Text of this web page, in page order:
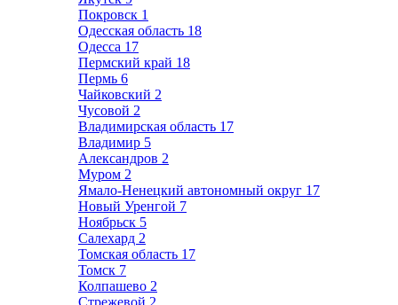
Покровск 1
Одесская область 18
Одесса 17
Пермский край 18
Пермь 6
Чайковский 2
Чусовой 2
Владимирская область 17
Владимир 5
Александров 2
Муром 2
Ямало-Ненецкий автономный округ 17
Новый Уренгой 7
Ноябрьск 5
Салехард 2
Томская область 17
Томск 7
Колпашево 2
Стрежевой 2